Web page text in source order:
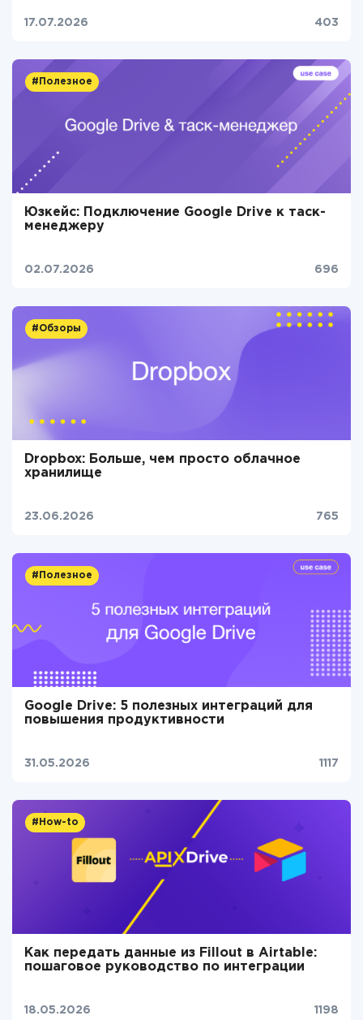
17.07.2026 403
#Полезное
Юзкейс: Подключение Google Drive к таск-
менеджеру
02.07.2026 696
#Обзоры
Dropbox: Больше, чем просто облачное
хранилище
23.06.2026 765
#Полезное
Google Drive: 5 полезных интеграций для
повышения продуктивности
31.05.2026 1117
#How-to
Как передать данные из Fillout в Airtable:
пошаговое руководство по интеграции
18.05.2026 1198